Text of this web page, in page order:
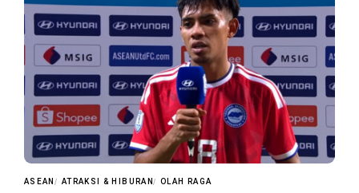
ASEAN ATRAKSI & HIBURAN OLAH RAGA